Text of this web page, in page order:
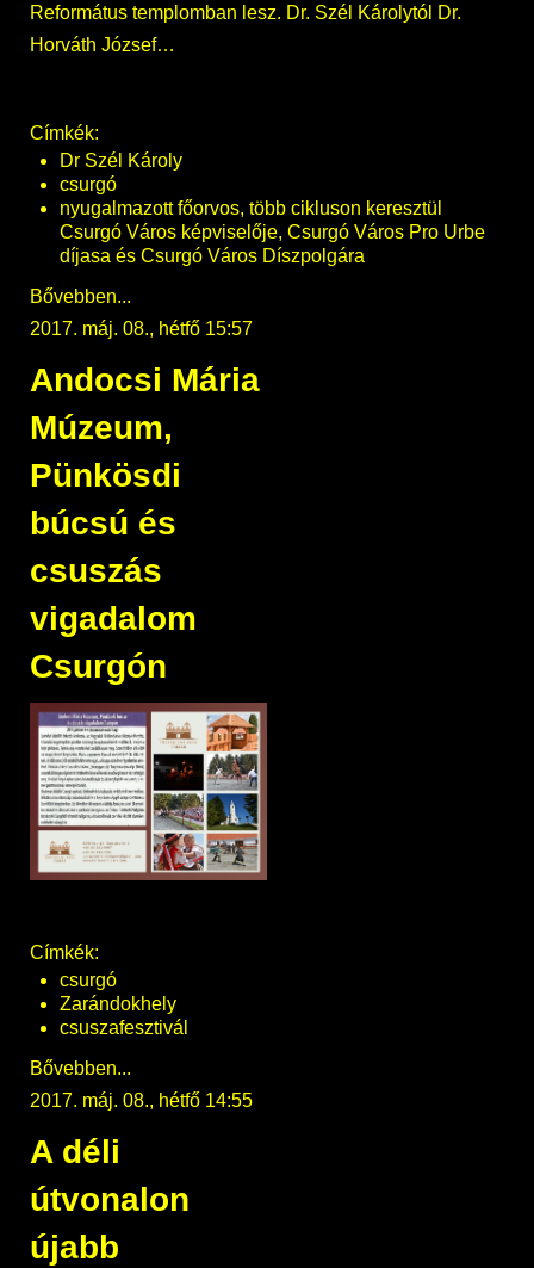
Református templomban lesz. Dr. Szél Károlytól Dr.
Horváth József…
Címkék:
Dr Szél Károly
csurgó
nyugalmazott főorvos, több cikluson keresztül
Csurgó Város képviselője, Csurgó Város Pro Urbe
díjasa és Csurgó Város Díszpolgára
Bővebben...
2017. máj. 08., hétfő 15:57
Andocsi Mária
Múzeum,
Pünkösdi
búcsú és
csuszás
vigadalom
Csurgón
Címkék:
csurgó
Zarándokhely
csuszafesztivál
Bővebben...
2017. máj. 08., hétfő 14:55
A déli
útvonalon
újabb